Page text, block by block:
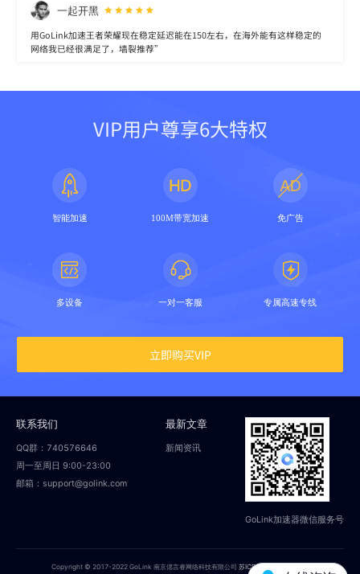
一起开黑
用GoLink加速王者荣耀现在稳定延迟能在150左右，在海外能有这样稳定的
网络我已经很满足了，墙裂推荐”
VIP用户尊享6大特权
智能加速 100M带宽加速 免广告
多设备 一对一客服 专属高速专线
立即购买VIP
联系我们
QQ群：740576646
周一至周日 9:00-23:00
邮箱：support@golink.com
最新文章
新闻资讯
GoLink加速器微信服务号
Copyright © 2017-2022 GoLink 南京偲言睿网络科技有限公司苏ICP备18014251号-2